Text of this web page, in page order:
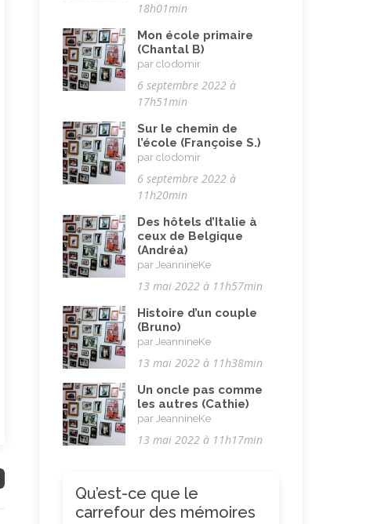
18h01min
Mon école primaire
(Chantal B)
par clodomir
6 septembre 2022 à
17h51min
Sur le chemin de
l’école (Françoise S.)
par clodomir
6 septembre 2022 à
11h20min
Des hôtels d’Italie à
ceux de Belgique
(Andréa)
par JeannineKe
13 mai 2022 à 11h57min
Histoire d’un couple
(Bruno)
par JeannineKe
13 mai 2022 à 11h38min
Un oncle pas comme
les autres (Cathie)
par JeannineKe
13 mai 2022 à 11h17min
Qu’est-ce que le
carrefour des mémoires